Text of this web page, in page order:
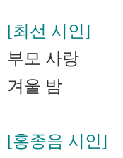
[최선 시인]
부모 사랑
겨울 밤
[홍종음 시인]